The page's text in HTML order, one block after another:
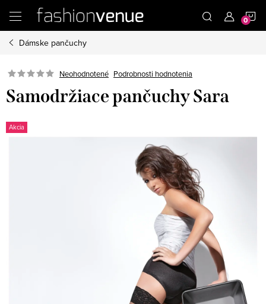
obsah
Dámske pančuchy
Neohodnotené Podrobnosti hodnotenia
Samodržiace pančuchy Sara
Akcia